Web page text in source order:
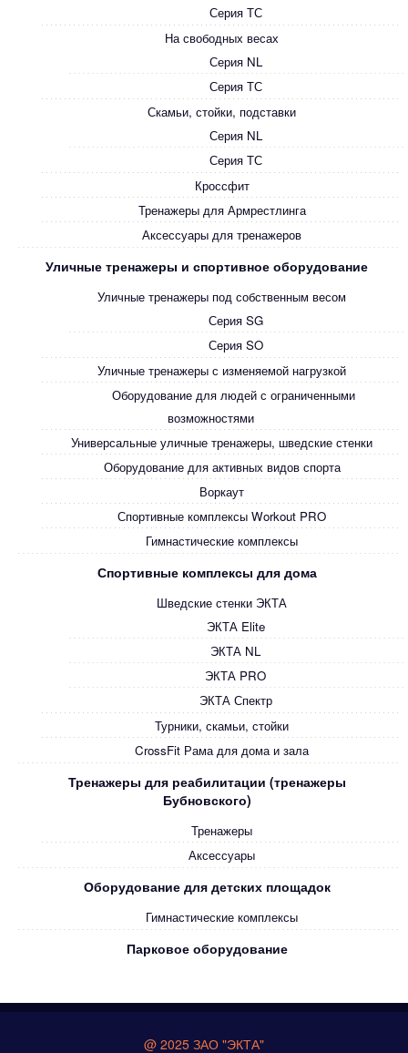
Серия ТС
На свободных весах
Серия NL
Серия ТС
Скамьи, стойки, подставки
Серия NL
Серия ТС
Кроссфит
Тренажеры для Армрестлинга
Аксессуары для тренажеров
Уличные тренажеры и спортивное оборудование
Уличные тренажеры под собственным весом
Серия SG
Серия SO
Уличные тренажеры с изменяемой нагрузкой
Оборудование для людей с ограниченными
возможностями
Универсальные уличные тренажеры, шведские стенки
Оборудование для активных видов спорта
Воркаут
Спортивные комплексы Workout PRO
Гимнастические комплексы
Спортивные комплексы для дома
Шведские стенки ЭКТА
ЭКТА Elite
ЭКТА NL
ЭКТА PRO
ЭКТА Спектр
Турники, скамьи, стойки
CrossFit Рама для дома и зала
Тренажеры для реабилитации (тренажеры
Бубновского)
Тренажеры
Аксессуары
Оборудование для детских площадок
Гимнастические комплексы
Парковое оборудование
@ 2025 ЗАО "ЭКТА"